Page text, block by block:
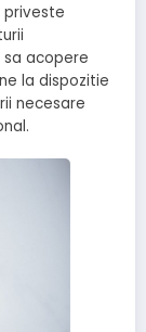
acopere
la dispozitie
necesare